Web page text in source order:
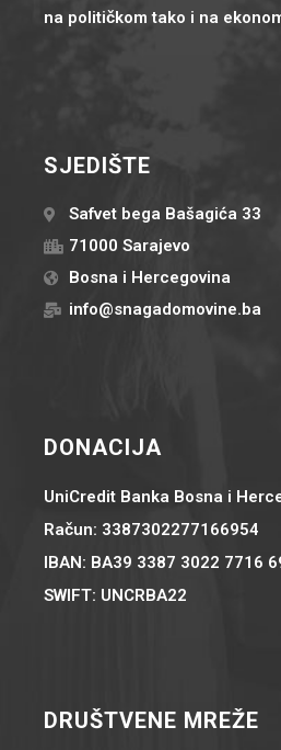
na političkom tako i na
SJEDIŠTE
Safvet bega Bašagića 33
71000 Sarajevo
Bosna i Hercegovina
info@snagadomovine.ba
DONACIJA
UniCredit Banka Bosna i
Račun: 3387302277166954
IBAN: BA39 3387 3022 7716
SWIFT: UNCRBA22
DRUŠTVENE MREŽE